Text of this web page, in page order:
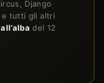
Django
e tutti gli altri
del 12